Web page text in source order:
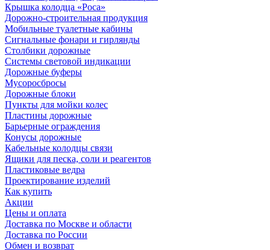
Крышка колодца «Роса»
Дорожно-строительная продукция
Мобильные туалетные кабины
Сигнальные фонари и гирлянды
Столбики дорожные
Системы световой индикации
Дорожные буферы
Мусоросбросы
Дорожные блоки
Пункты для мойки колес
Пластины дорожные
Барьерные ограждения
Конусы дорожные
Кабельные колодцы связи
Ящики для песка, соли и реагентов
Пластиковые ведра
Проектирование изделий
Как купить
Акции
Цены и оплата
Доставка по Москве и области
Доставка по России
Обмен и возврат